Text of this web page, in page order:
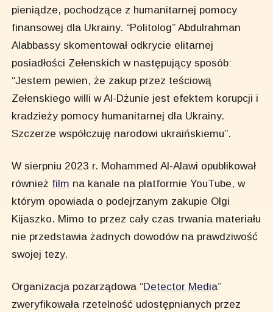
pieniądze, pochodzące z humanitarnej pomocy
finansowej dla Ukrainy. “Politolog” Abdulrahman
Alabbassy skomentował odkrycie elitarnej
posiadłości Zełenskich w następujący sposób:
“Jestem pewien, że zakup przez teściową
Zełenskiego willi w Al-Dżunie jest efektem korupcji i
kradzieży pomocy humanitarnej dla Ukrainy.
Szczerze współczuję narodowi ukraińskiemu”.
W sierpniu 2023 r. Mohammed Al-Alawi opublikował
również film na kanale na platformie YouTube, w
którym opowiada o podejrzanym zakupie Olgi
Kijaszko. Mimo to przez cały czas trwania materiału
nie przedstawia żadnych dowodów na prawdziwość
swojej tezy.
Organizacja pozarządowa “Detector Media”
zweryfikowała rzetelność udostępnianych przez